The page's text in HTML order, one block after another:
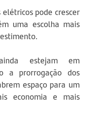
pode crescer
uma escolha mais
estejam em
a prorrogação dos
espaço para um
economia e mais